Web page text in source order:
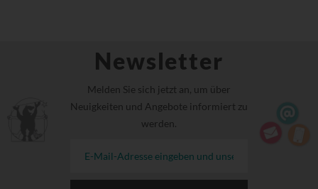
Newsletter
Melden Sie sich jetzt an, um über
Neuigkeiten und Angebote informiert zu
werden.